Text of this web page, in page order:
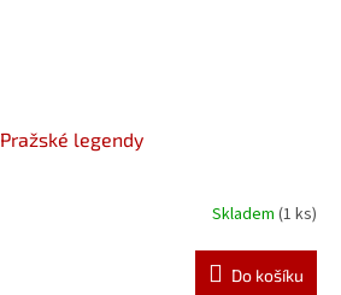
Pražské legendy
Skladem (1 ks)
Do košíku